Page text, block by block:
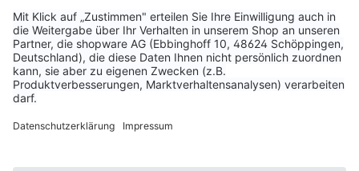
Unternehmen
Aktuelle Themen